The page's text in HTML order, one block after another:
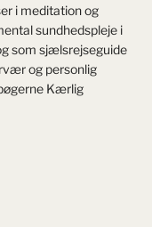
i meditation og
sundhedspleje i
som sjælsrejseguide
og personlig
Kærlig